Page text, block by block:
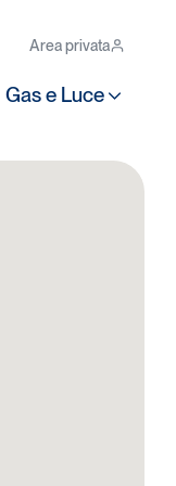
Gas e Luce
Area privata